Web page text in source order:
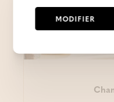
MODIFIER